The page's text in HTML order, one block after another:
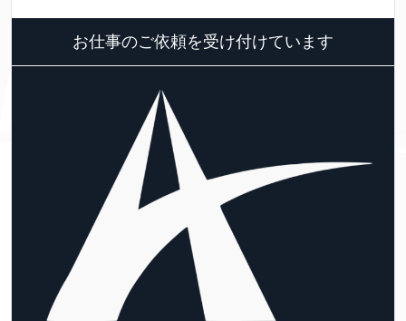
お仕事のご依頼を受け付けています